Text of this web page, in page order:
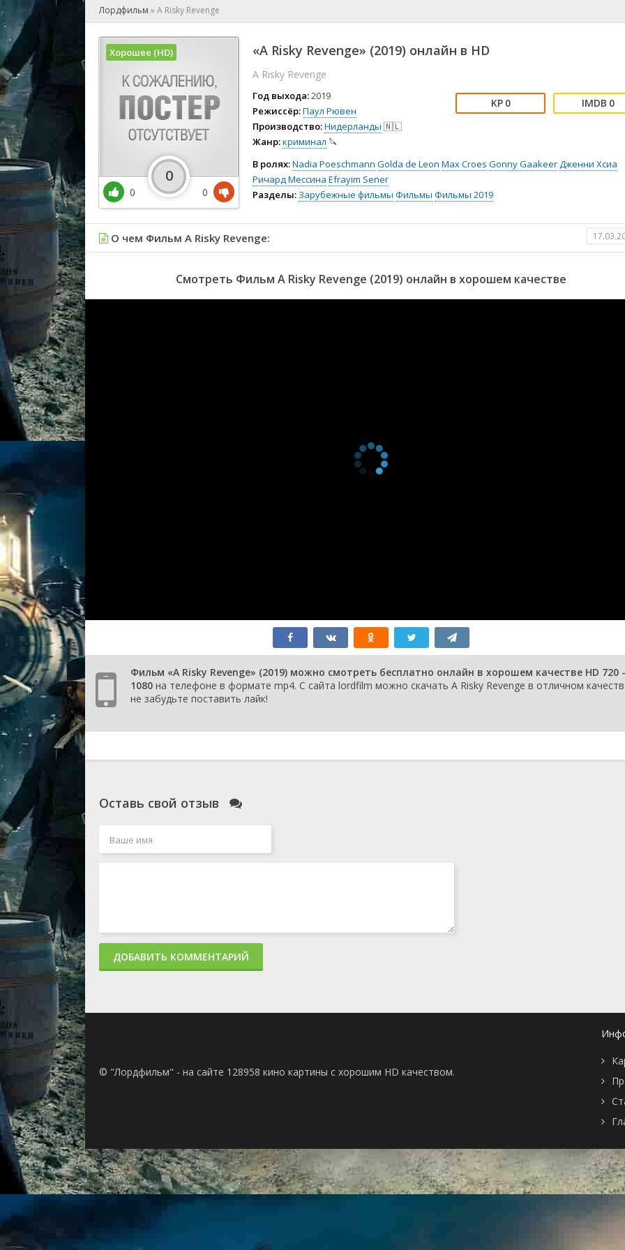
🕺 Мюзикл
👨‍💼 Новости
👨‍💻 Реальное тв
🎤 Ток-шоу
😱 Ужасы
🧙‍♀️ Фантастика
🤠 Фильм-нуар
🧝‍♂️ Фэнтези
🏅 Церемония
Лордфильм »A Risky Revenge
«A Risky Revenge» (2019) онлайн в HD
A Risky Revenge
Год выхода:2019
Режиссёр:Паул Рювен
Производство:Нидерланды 🇳🇱
Жанр:криминал 🔪
0 0
В ролях:Nadia Poeschmann Golda de Leon Max Croes Gonny GaakeerДженни Хсиа
Ричард Мессина Efrayim Sener
Разделы: Зарубежные фильмы Фильмы Фильмы 2019
Хорошее (HD)
0
0
0
О чем Фильм A Risky Revenge:
Смотреть Фильм A Risky Revenge (2019) онлайн в хорошем качестве
Фильм «A Risky Revenge» (2019) можно смотреть бесплатно онлайн в хорошем качестве HD 720 -
1080 на телефоне в формате mp4. С сайта lordfilm можно скачать A Risky Revenge в отличном
не забудьте поставить лайк!
Оставь свой отзыв
ДОБАВИТЬ КОММЕНТАРИЙ
© "Лордфильм" - на сайте 128958 кино картины с хорошим HD качеством.